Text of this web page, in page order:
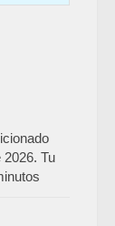
2026. Tu